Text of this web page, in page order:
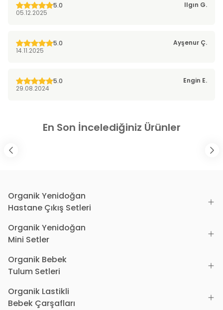
5.0 Ilgın G.
05.12.2025
5.0 Ayşenur Ç.
14.11.2025
5.0 Engin E.
29.08.2024
En Son İncelediğiniz Ürünler
Organik Yenidoğan
Hastane Çıkış Setleri
Organik Yenidoğan
Mini Setler
Organik Bebek
Tulum Setleri
Organik Lastikli
Bebek Çarşafları